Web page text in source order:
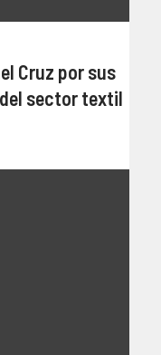
Cruz por sus
sector textil